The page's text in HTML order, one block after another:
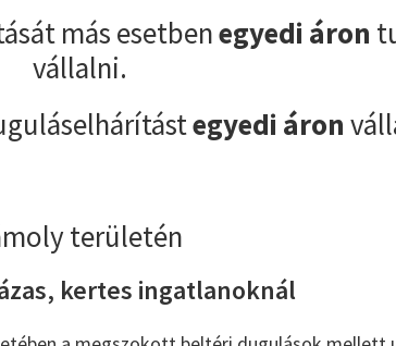
más esetbenegyedi áron
vállalni.
egyedi áron
területén
kertes ingatlanoknál